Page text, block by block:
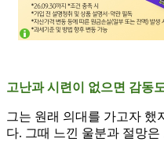
고난과 시련이 없으면 감동
그는 원래 의대를 가고자 했
다. 그때 느낀 울분과 절망